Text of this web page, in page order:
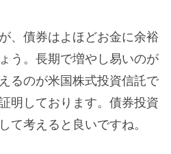
、債券はよほどお金に余裕
う。長期で増やし易いのが
るのが米国株式投資信託で
明しております。債券投資
て考えると良いですね。